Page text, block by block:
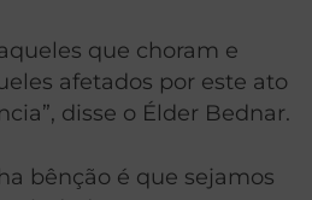
que choram e
afetados por este ato
disse o Élder Bednar.
bênção é que sejamos